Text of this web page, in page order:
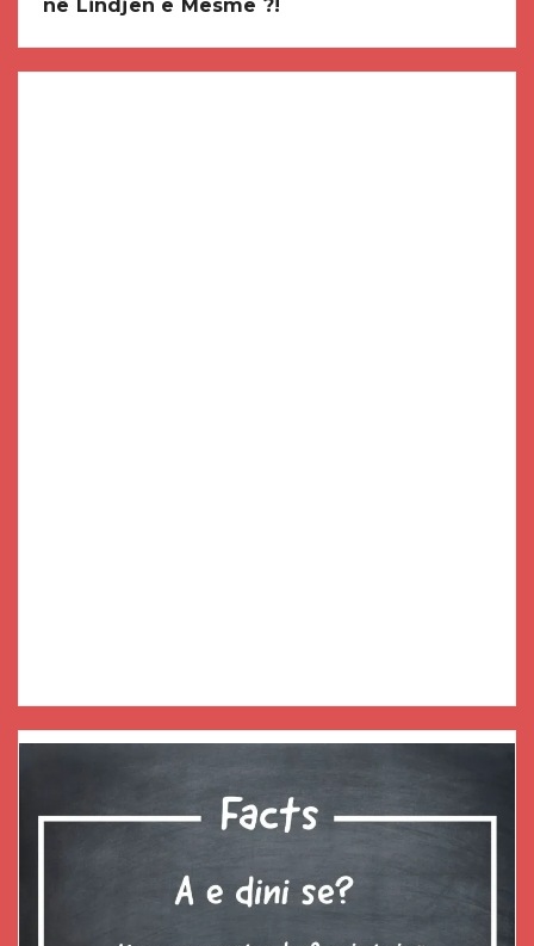
në Lindjen e Mesme ?!